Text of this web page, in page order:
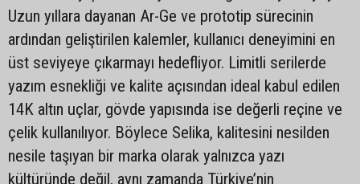
Uzun yıllara dayanan Ar-Ge ve prototip sürecinin
ardından geliştirilen kalemler, kullanıcı deneyimini en
üst seviyeye çıkarmayı hedefliyor. Limitli serilerde
yazım esnekliği ve kalite açısından ideal kabul edilen
14K altın uçlar, gövde yapısında ise değerli reçine ve
çelik kullanılıyor. Böylece Selika, kalitesini nesilden
nesile taşıyan bir marka olarak yalnızca yazı
kültüründe değil, aynı zamanda Türkiye’nin